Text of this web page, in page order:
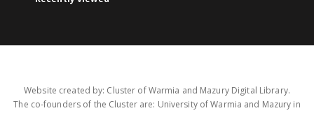
Website created by: Cluster of Warmia and Mazury Digital Library.
The co-founders of the Cluster are: University of Warmia and Mazury in